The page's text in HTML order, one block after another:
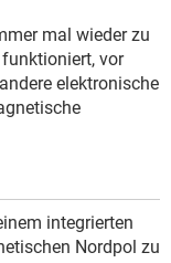
mal wieder zu
vor
elektronische
integrierten
Nordpol zu